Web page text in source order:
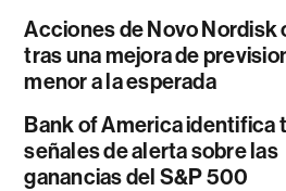
Acciones de Novo Nordisk
tras una mejora de
menor a la esperada
Bank of America identifica
señales de alerta sobre las
ganancias del S&P 500